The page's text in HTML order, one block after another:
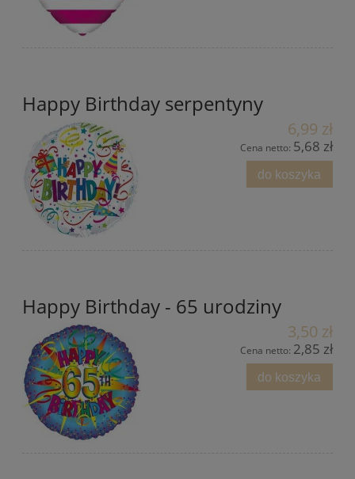
Happy Birthday serpentyny
6,99 zł
Cena netto: 5,68 zł
do koszyka
Happy Birthday - 65 urodziny
3,50 zł
Cena netto: 2,85 zł
do koszyka